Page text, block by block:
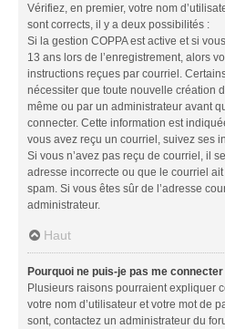
Vérifiez, en premier, votre nom
sont corrects, il y a deux possibilités :
Si la gestion COPPA est active et si
13 ans lors de l’enregistrement, alors
instructions reçues par courriel.
nécessiter que toute nouvelle création
même ou par un administrateur avant
connecter. Cette information est
vous avez reçu un courriel, suivez ses
Si vous n’avez pas reçu de courriel, il
adresse incorrecte ou que le courriel
spam. Si vous êtes sûr de l’adresse
administrateur.
Haut
Pourquoi ne puis-je pas me connecter
Plusieurs raisons pourraient expliquer
votre nom d’utilisateur et votre mot de
sont, contactez un administrateur du